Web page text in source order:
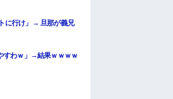
に行け」→ 旦那が義兄
すわｗ」→結果ｗｗｗｗ